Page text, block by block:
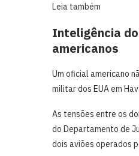
Leia também
Inteligência
americanos
Um oficial americano
militar dos EUA em
As tensões entre ​os
do Departamento de
dois ⁠aviões operados